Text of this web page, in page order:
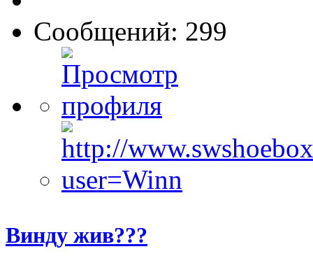
Сообщений: 299
Винду жив???